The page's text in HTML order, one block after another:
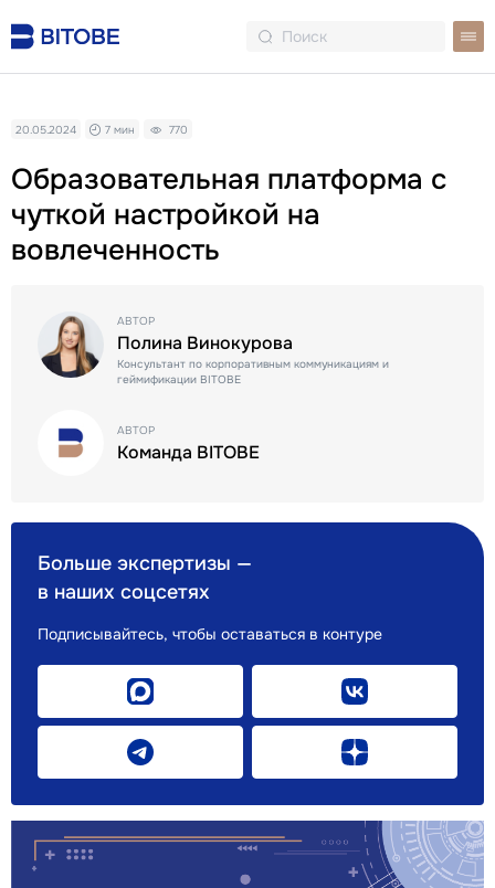
Образовательная платформа с
чуткой настройкой на
вовлеченность
20.05.2024 7 мин 770
Больше экспертизы —
в наших соцсетях
Подписывайтесь, чтобы оставаться в контуре
АВТОР
Полина Винокурова
Консультант по корпоративным коммуникациям и
геймификации BITOBE
АВТОР
Команда BITOBE